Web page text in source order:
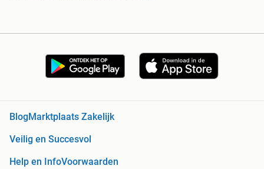
Blog Marktplaats Zakelijk
Veilig en Succesvol
Help en InfoVoorwaarden